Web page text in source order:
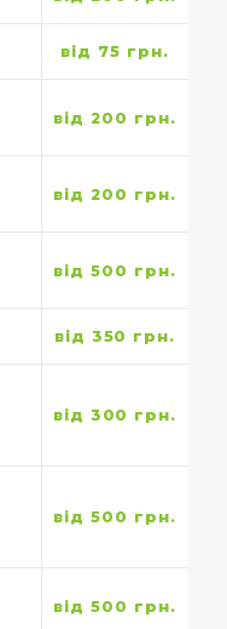
від 75 грн.
від 200 грн.
від 200 грн.
від 500 грн.
від 350 грн.
від 300 грн.
від 500 грн.
від 500 грн.